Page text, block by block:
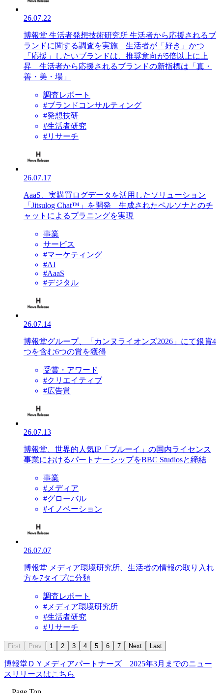
26.07.22
博報堂 生活者発想技術研究所 生活者から応援されるブ
ランドに関する調査を実施 生活者が「好き」かつ
「応援」したいブランドは、推奨意向が5倍以上に上
昇 生活者から応援されるブランドの新指標は「真・
善・美・場」
調査レポート
#ブランドコンサルティング
#発想技研
#生活者研究
#リサーチ
26.07.17
AaaS、実購買ログデータを活用したソリューション
「Jitsulog Chat™」を開発 生成されたペルソナとのチ
ャットによるプラニングを実現
事業
サービス
#マーケティング
#AI
#AaaS
#デジタル
26.07.14
博報堂グループ、「カンヌライオンズ2026」にて銀賞4
つを含む6つの賞を獲得
受賞・アワード
#クリエイティブ
#広告賞
26.07.13
博報堂、世界的人気IP「ブルーイ」の国内ライセンス
事業におけるパートナーシップをBBC Studiosと締結
事業
#メディア
#グローバル
#イノベーション
26.07.07
博報堂 メディア環境研究所、生活者の情報の取り入れ
方を7タイプに分類
調査レポート
#メディア環境研究所
#生活者研究
#リサーチ
First Prev 1 2 3 4 5 6 7 Next Last
博報堂ＤＹメディアパートナーズ 2025年3月までのニュー
スリリースはこちら